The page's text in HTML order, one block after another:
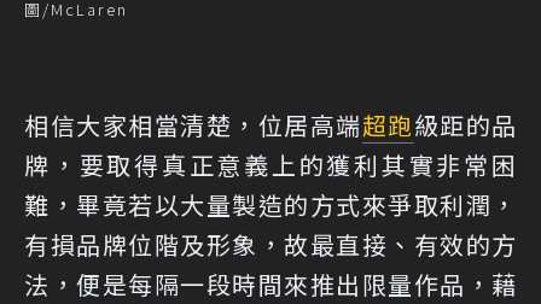
圖/McLaren
相信大家相當清楚，位居高端超跑級距的品
牌，要取得真正意義上的獲利其實非常困
難，畢竟若以大量製造的方式來爭取利潤，
有損品牌位階及形象，故最直接、有效的方
法，便是每隔一段時間來推出限量作品，藉